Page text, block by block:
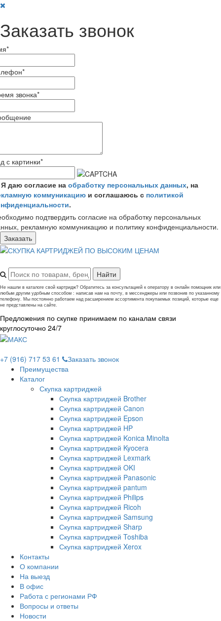
Заказать звонок
*
*
звонка*
с картинки*
Я даю согласие на обработку персональных данных, на
коммуникацию и соглашаюсь с политикой
.
подтвердить согласие на обработку персональных
рекламную коммуникацию и политику конфиденциальности.
Заказать
Не нашли в каталоге свой картридж? Обратитесь за консультацией к оператору в онлайн помощник или
любым другим удобным способом : написав нам на почту, в мессенджеры или позвонив по указанному
телефону. Мы постоянно работаем над расширением ассортимента покупаемых позиций, которые еще
не представлены на сайте.
Предложения по скупке принимаем по каналам связи
круглосуточно 24/7
+7 (916) 717 53 61
Заказать звонок
Преимущества
Каталог
Скупка картриджей
Скупка картриджей Brother
Скупка картриджей Canon
Скупка картриджей Epson
Скупка картриджей HP
Скупка картриджей Konica Minolta
Скупка картриджей Kyocera
Скупка картриджей Lexmark
Скупка картриджей OKI
Скупка картриджей Panasonic
Скупка картриджей pantum
Скупка картриджей Philips
Скупка картриджей Ricoh
Скупка картриджей Samsung
Скупка картриджей Sharp
Скупка картриджей Toshiba
Скупка картриджей Xerox
Контакты
О компании
На выезд
В офис
Работа с регионами РФ
Вопросы и ответы
Новости